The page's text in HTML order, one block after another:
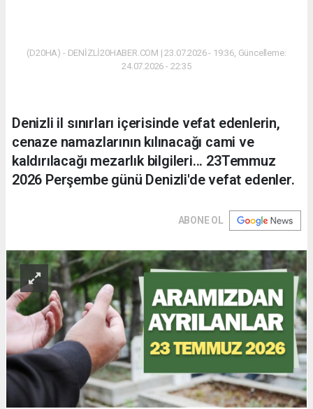
(D20HA) - DENİZLİ20HABER.COM | 23.07.2026 - 19:36, Güncelleme:
24.07.2026 - 22:35
Denizli il sınırları içerisinde vefat edenlerin,
cenaze namazlarının kılınacağı cami ve
kaldırılacağı mezarlık bilgileri... 23Temmuz
2026 Perşembe günü Denizli'de vefat edenler.
ABONE OL